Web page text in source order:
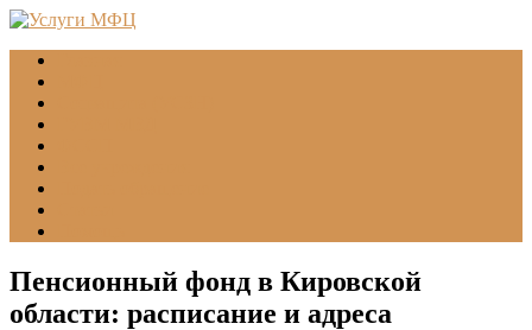
Пенсионный фонд в Кировской
области: расписание и адреса